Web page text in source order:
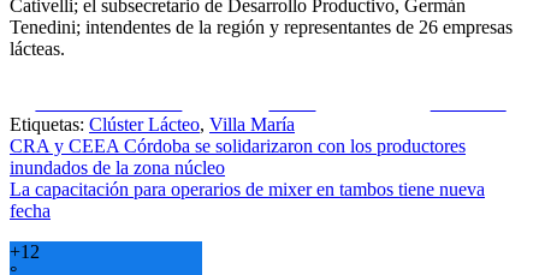
Cativelli; el subsecretario de Desarrollo Productivo, Germán
Tenedini; intendentes de la región y representantes de 26 empresas
lácteas.
Etiquetas: Clúster Lácteo, Villa María
Navegación
de
entradas
CRA y CEEA Córdoba se solidarizaron con los productores
inundados de la zona núcleo
La capacitación para operarios de mixer en tambos tiene nueva
fecha
+12